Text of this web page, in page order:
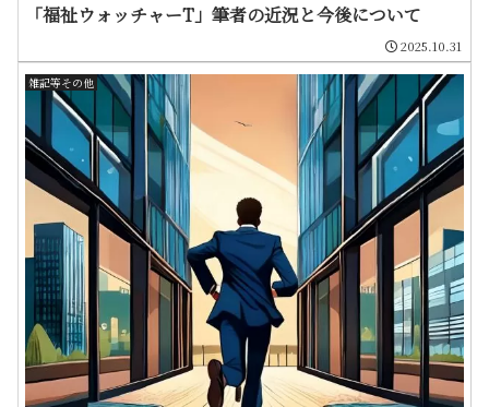
「福祉ウォッチャーT」筆者の近況と今後について
2025.10.31
雑記等その他